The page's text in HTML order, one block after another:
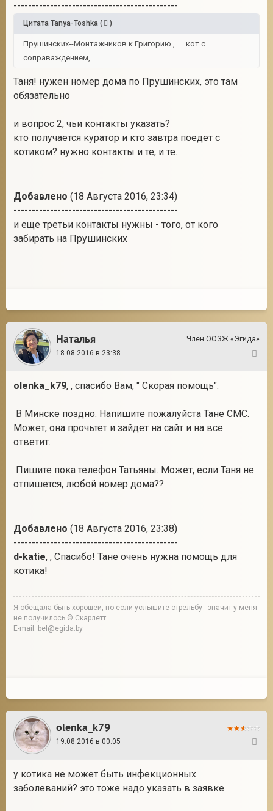
---------------------------------------------
Цитата Tanya-Toshka ( )
Прушинских--Монтажников к Григорию ,.... кот с
соправаждением,
Таня! нужен номер дома по Прушинских, это там
обязательно
и вопрос 2, чьи контакты указать?
кто получается куратор и кто завтра поедет с
котиком? нужно контакты и те, и те.
Добавлено (18 Августа 2016, 23:34)
---------------------------------------------
и еще третьи контакты нужны - того, от кого
забирать на Прушинских
Наталья
Член ООЗЖ «Эгида»
18.08.2016 в 23:38
olenka_k79, , спасибо Вам, " Скорая помощь".
В Минске поздно. Напишите пожалуйста Тане СМС.
Может, она прочьтет и зайдет на сайт и на все
ответит.
Пишите пока телефон Татьяны. Может, если Таня не
отпишется, любой номер дома??
Добавлено (18 Августа 2016, 23:38)
---------------------------------------------
d-katie, , Спасибо! Тане очень нужна помощь для
котика!
Я обещала быть хорошей, но если услышите стрельбу - значит у меня
не получилось © Скарлетт
E-mail: bel@egida.by
olenka_k79
19.08.2016 в 00:05
у котика не может быть инфекционных
заболеваний? это тоже надо указать в заявке